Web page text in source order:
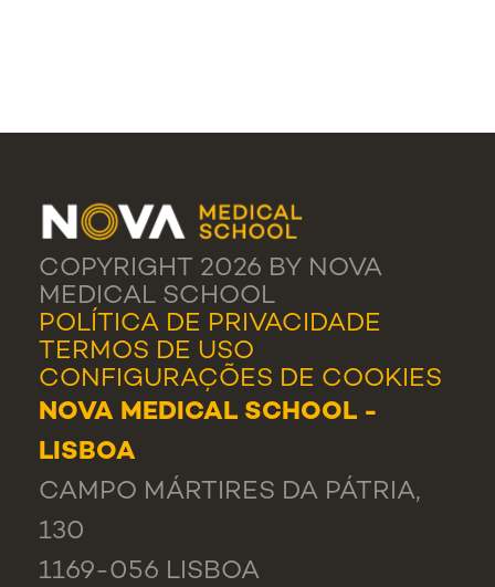
COPYRIGHT 2026 BY NOVA
MEDICAL SCHOOL
POLÍTICA DE PRIVACIDADE
TERMOS DE USO
CONFIGURAÇÕES DE COOKIES
NOVA MEDICAL SCHOOL -
LISBOA
CAMPO MÁRTIRES DA PÁTRIA,
130
1169-056 LISBOA